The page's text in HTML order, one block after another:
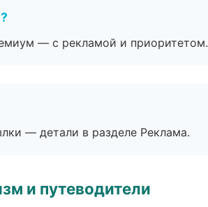
— с рекламой и приоритетом.
— детали в разделе Реклама.
и путеводители